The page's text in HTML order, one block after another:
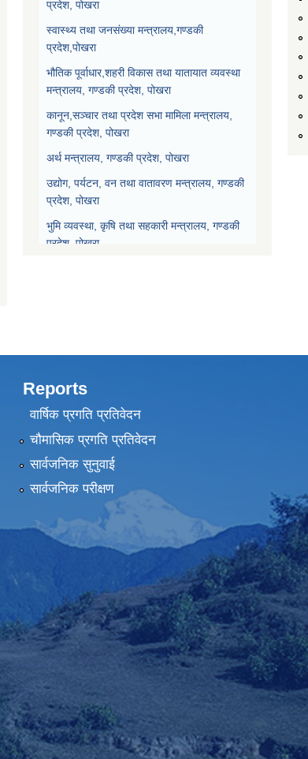
प्रदेश, पोखरा
स्वास्थ्य तथा जनसंख्या मन्त्रालय,गण्डकी
प्रदेश,पोखरा
भौतिक पूर्वाधार,शहरी विकास तथा यातायात व्यवस्था
मन्त्रालय, गण्डकी प्रदेश, पोखरा
कानून,सञ्चार तथा प्रदेश सभा मामिला मन्त्रालय,
गण्डकी प्रदेश, पोखरा
अर्थ मन्त्रालय, गण्डकी प्रदेश, पोखरा
उद्योग, पर्यटन, वन तथा वातावरण मन्त्रालय, गण्डकी
प्रदेश, पोखरा
भुमि व्यवस्था, कृषि तथा सहकारी मन्त्रालय, गण्डकी
प्रदेश, पोखरा
Reports
वार्षिक प्रगति प्रतिवेदन
चौमासिक प्रगति प्रतिवेदन
सार्वजनिक सुनुवाई
सार्वजनिक परीक्षण